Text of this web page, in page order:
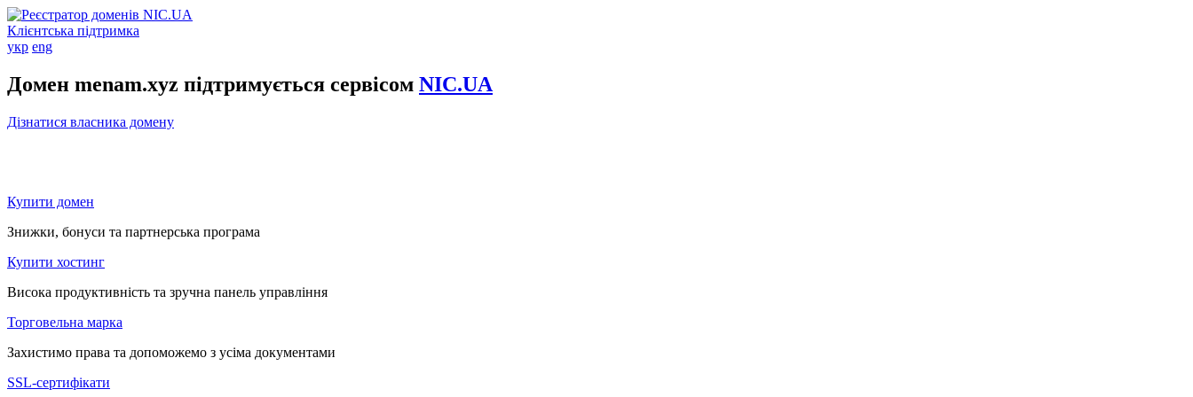
Клієнтська підтримка
укр eng
Домен menam.xyz підтримується сервісом NIC.UA
Дізнатися власника домену
Купити домен
Знижки, бонуси та партнерська програма
Купити хостинг
Висока продуктивність та зручна панель управління
Торговельна марка
Захистимо права та допоможемо з усіма документами
SSL-сертифікати